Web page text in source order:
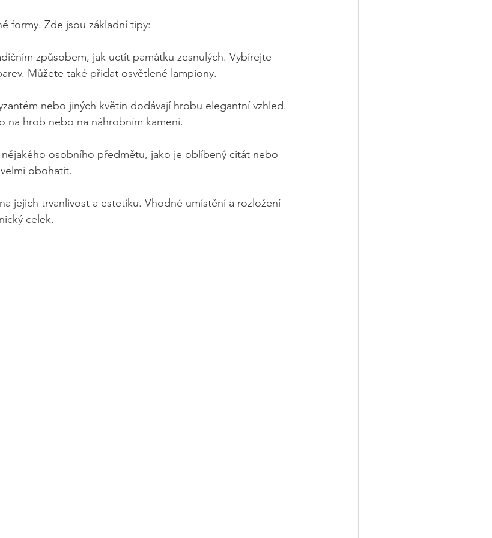
formy. Zde jsou základní tipy:
způsobem, jak uctít památku zesnulých. Vybírejte
Můžete také přidat osvětlené lampiony.
nebo jiných květin dodávají hrobu elegantní vzhled.
na hrob nebo na náhrobním kameni.
nějakého osobního předmětu, jako je oblíbený citát nebo
obohatit.
jejich trvanlivost a estetiku. Vhodné umístění a rozložení
celek.